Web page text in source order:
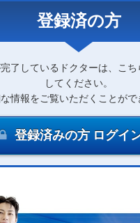
登録済の方
了しているドクターは、こ
してください。
情報をご覧いただくことがで
登録済みの方 ログイ